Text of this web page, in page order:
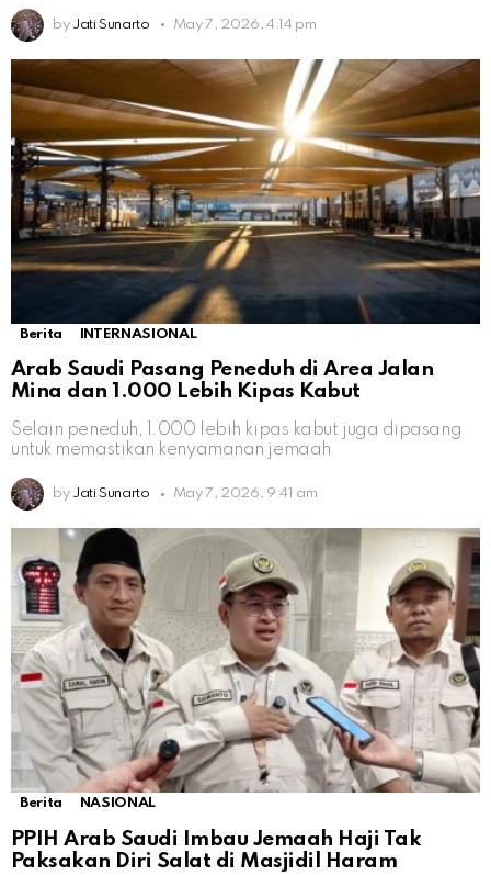
by Jati Sunarto May 7, 2026, 4:14 pm
Berita INTERNASIONAL
Arab Saudi Pasang Peneduh di Area Jalan
Mina dan 1.000 Lebih Kipas Kabut
Selain peneduh, 1.000 lebih kipas kabut juga dipasang
untuk memastikan kenyamanan jemaah
by Jati Sunarto May 7, 2026, 9:41 am
Berita NASIONAL
PPIH Arab Saudi Imbau Jemaah Haji Tak
Paksakan Diri Salat di Masjidil Haram